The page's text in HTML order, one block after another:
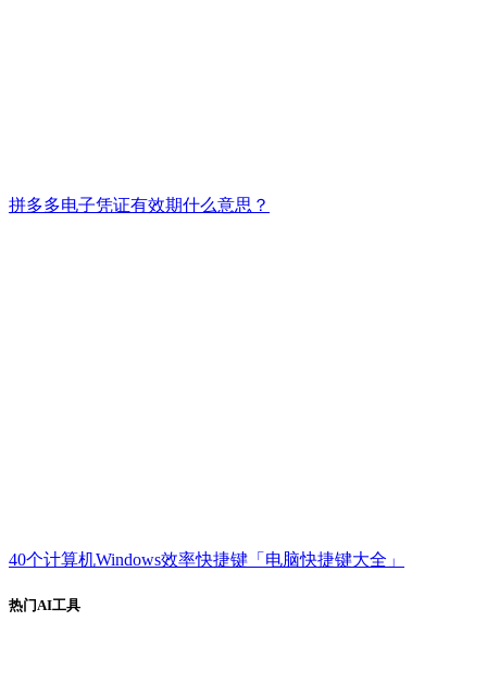
拼多多电子凭证有效期什么意思？
40个计算机Windows效率快捷键「电脑快捷键大全」
热门AI工具